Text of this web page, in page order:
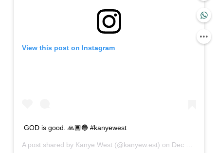
View this post on Instagram
GOD is good. 🙏🏾🔵 #kanyewest
A post shared by Kanye West (@kanyew.est) on Dec 16, 2019 at 4:05pm PST